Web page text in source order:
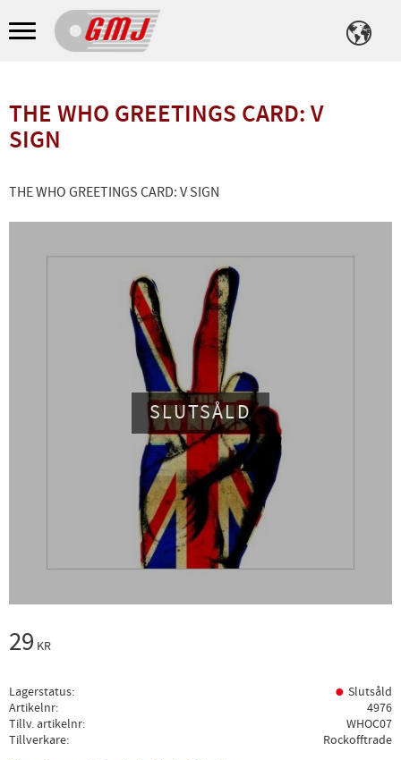
Meny
THE WHO GREETINGS CARD: V
SIGN
THE WHO GREETINGS CARD: V SIGN
SLUTSÅLD
29 KR
Lagerstatus
Slutsåld
Artikelnr
4976
Tillv. artikelnr
WHOC07
Tillverkare
Rockofftrade